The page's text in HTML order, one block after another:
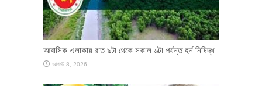
আবাসিক এলাকায় রাত ৯টা থেকে সকাল ৬টা পর্যন্ত হর্ন নিষিদ্ধ
আগস্ট 8, 2026